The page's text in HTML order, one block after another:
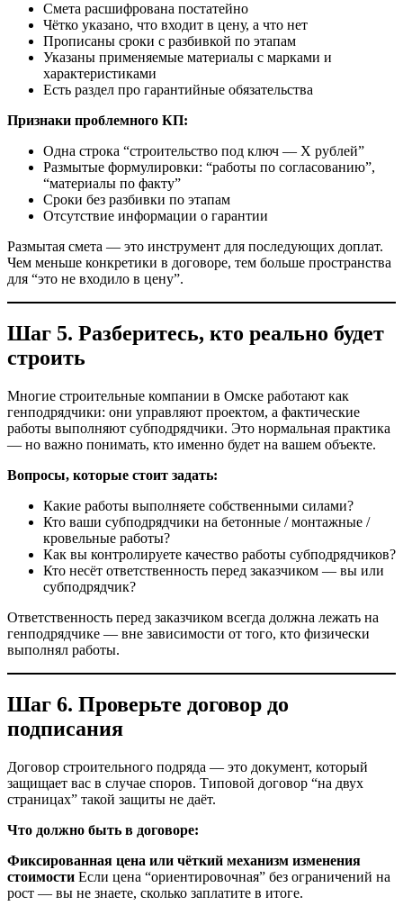
Смета расшифрована постатейно
Чётко указано, что входит в цену, а что нет
Прописаны сроки с разбивкой по этапам
Указаны применяемые материалы с марками и
характеристиками
Есть раздел про гарантийные обязательства
Признаки проблемного КП:
Одна строка “строительство под ключ — X рублей”
Размытые формулировки: “работы по согласованию”,
“материалы по факту”
Сроки без разбивки по этапам
Отсутствие информации о гарантии
Размытая смета — это инструмент для последующих доплат.
Чем меньше конкретики в договоре, тем больше пространства
для “это не входило в цену”.
Шаг 5. Разберитесь, кто реально будет
строить
Многие строительные компании в Омске работают как
генподрядчики: они управляют проектом, а фактические
работы выполняют субподрядчики. Это нормальная практика
— но важно понимать, кто именно будет на вашем объекте.
Вопросы, которые стоит задать:
Какие работы выполняете собственными силами?
Кто ваши субподрядчики на бетонные / монтажные /
кровельные работы?
Как вы контролируете качество работы субподрядчиков?
Кто несёт ответственность перед заказчиком — вы или
субподрядчик?
Ответственность перед заказчиком всегда должна лежать на
генподрядчике — вне зависимости от того, кто физически
выполнял работы.
Шаг 6. Проверьте договор до
подписания
Договор строительного подряда — это документ, который
защищает вас в случае споров. Типовой договор “на двух
страницах” такой защиты не даёт.
Что должно быть в договоре:
Фиксированная цена или чёткий механизм изменения
стоимости Если цена “ориентировочная” без ограничений на
рост — вы не знаете, сколько заплатите в итоге.